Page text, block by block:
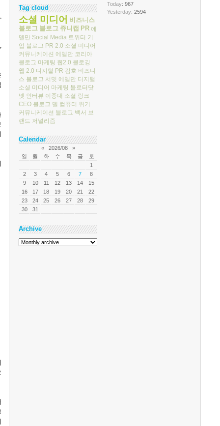
,
,
Tag cloud
소셜 미디어 비즈니스
블로그 블로그 쥬니캡 PR 에
델만 Social Media 트위터 기
업 블로그 PR 2.0 소셜 미디어
커뮤니케이션 에델만 코리아
블로그 마케팅 웹2.0 블로깅
웹 2.0 디지털 PR 김호 비즈니
스 블로그 서밋 에델만 디지털
소셜 미디어 마케팅 블로터닷
넷 인터뷰 이중대 소셜 링크
CEO 블로그 델 컴퓨터 위기
커뮤니케이션 블로그 백서 브
랜드 저널리즘
Calendar
« 2026/08
»
일
월 화 수 목 금
토
1
2
3 4 5 6 7
8
9
10 11 12 13 14
15
16
17 18 19 20 21
22
23
24 25 26 27 28
29
30
31
Archive
Today: 967
Yesterday: 2594